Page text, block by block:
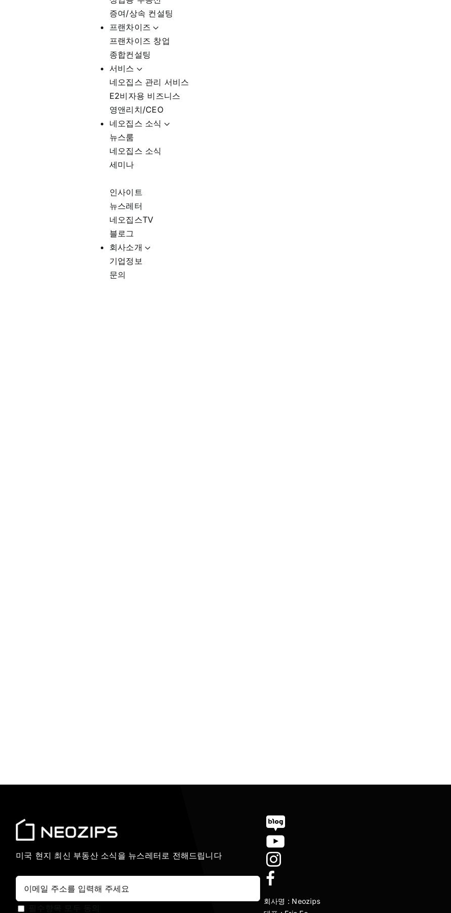
증여/상속 컨설팅
프랜차이즈
프랜차이즈 창업
종합컨설팅
서비스
네오집스 관리 서비스
E2비자용 비즈니스
영앤리치/CEO
네오집스 소식
뉴스룸
네오집스 소식
세미나
인사이트
뉴스레터
네오집스TV
블로그
회사소개
기업정보
문의
미국 현지 최신 부동산 소식을 뉴스레터로 전해드립니다
회사명 : Neozips